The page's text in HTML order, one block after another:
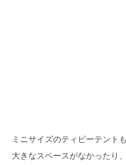
ミニサイズのティピーテント
大きなスペースがなかったり